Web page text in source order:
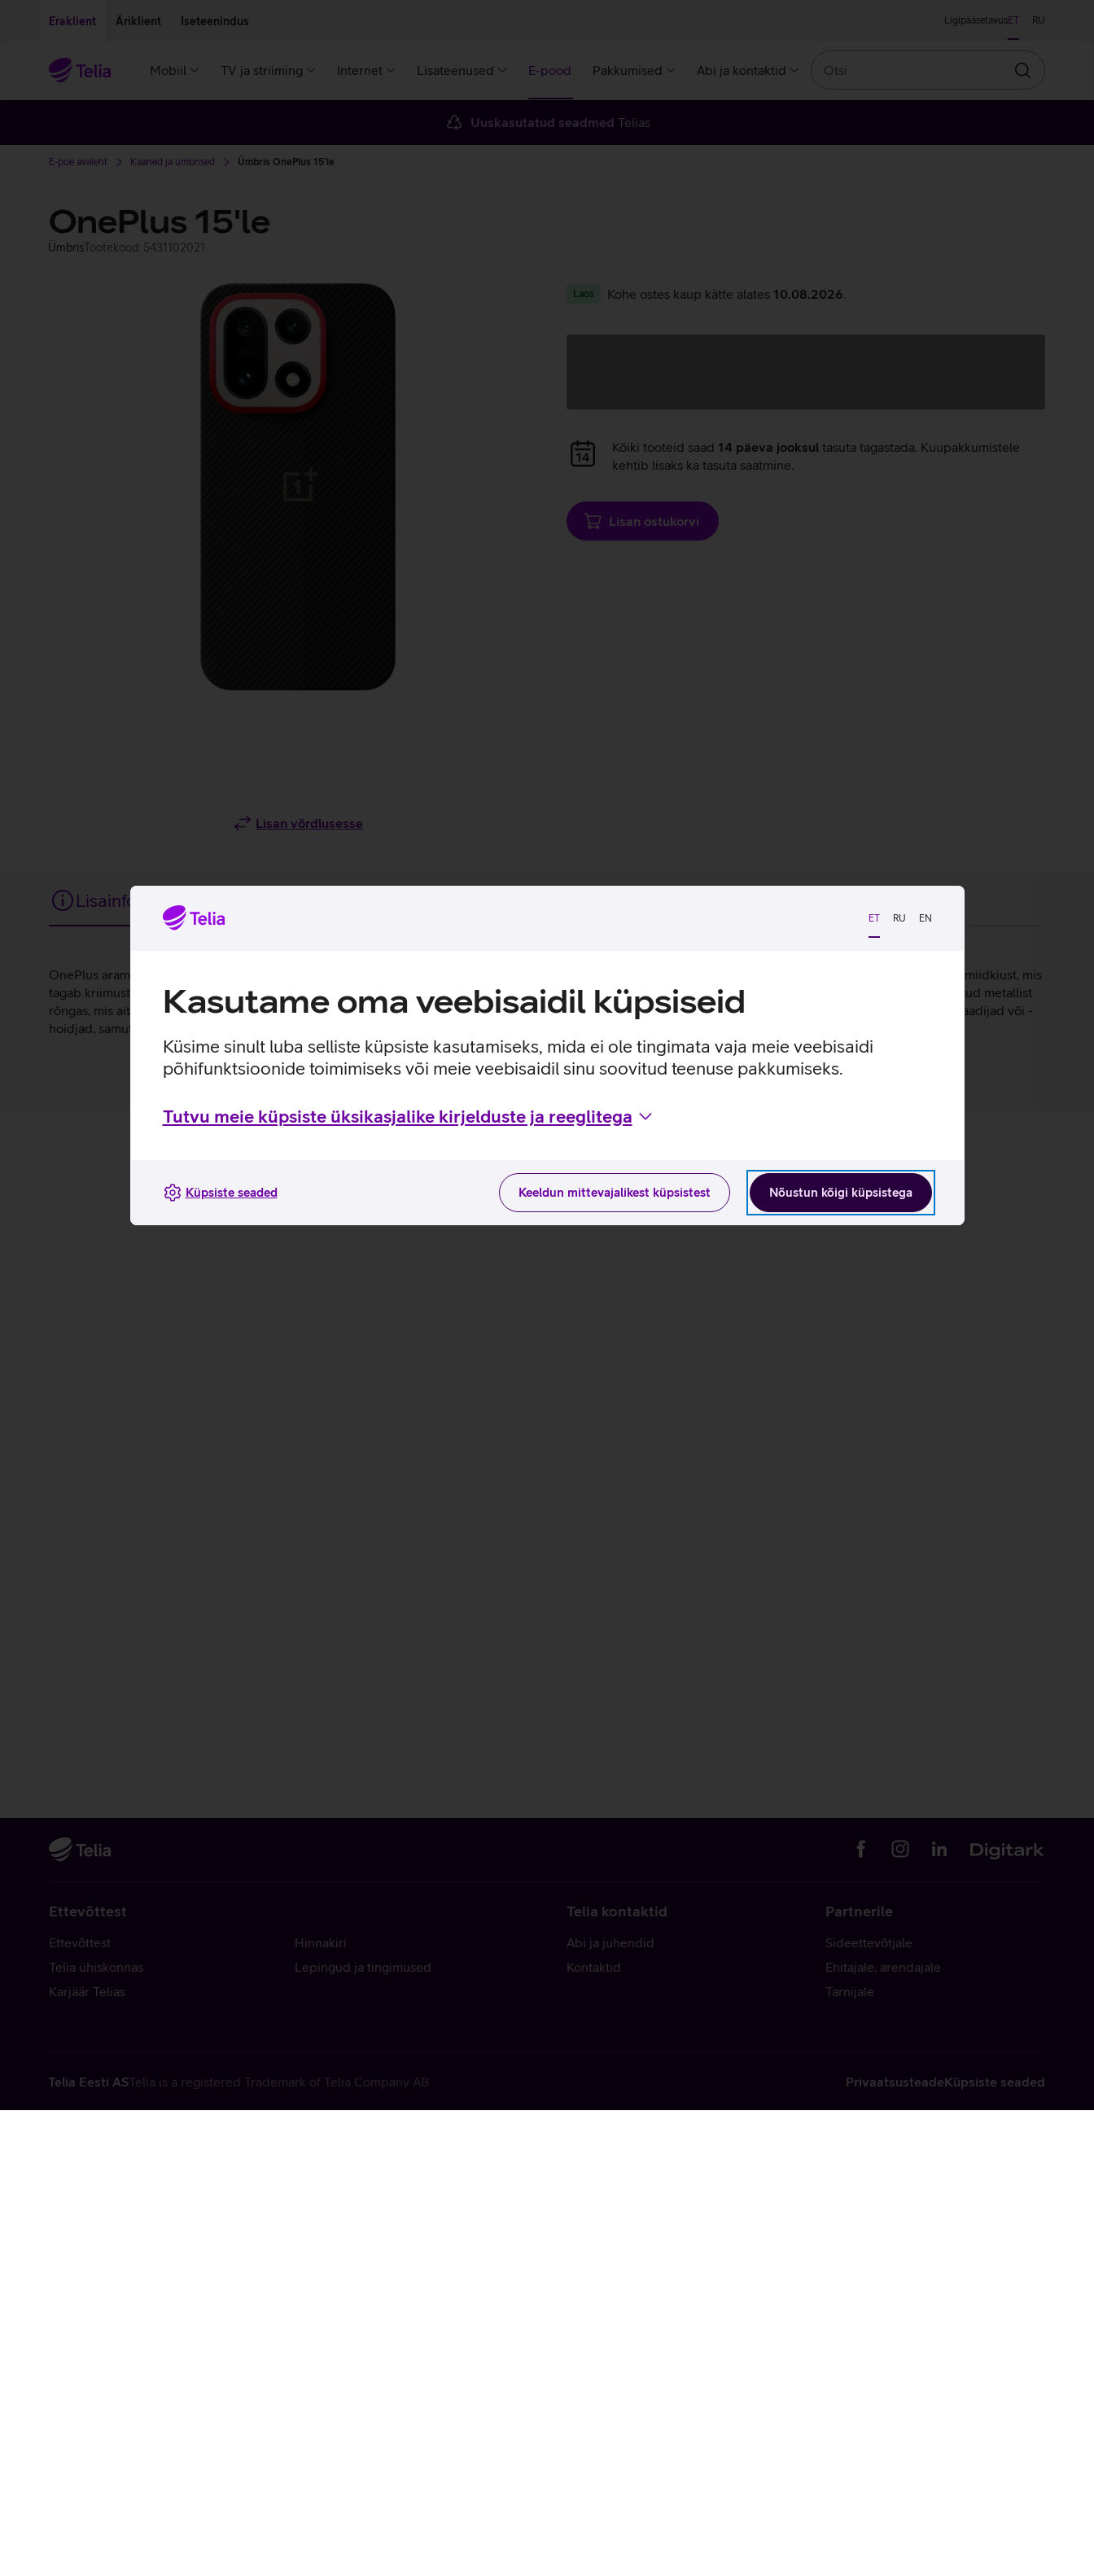
ET RU EN
Kasutame oma veebisaidil küpsiseid
Küsime sinult luba selliste küpsiste kasutamiseks, mida ei ole tingimata vaja meie veebisaidi
põhifunktsioonide toimimiseks või meie veebisaidil sinu soovitud teenuse pakkumiseks.
Tutvu meie küpsiste üksikasjalike kirjelduste ja reeglitega
Nõustun kõigi küpsistega
Keeldun mittevajalikest küpsistest
Küpsiste seaded
Eraklient Äriklient Iseteenindus LigipääsetavusET RU
Mobiil TV ja striiming Internet Lisateenused E-pood Pakkumised Abi ja kontaktid
Otsin
Uuskasutatud seadmed Telias
E-poe avaleht Kaaned ja ümbrised Ümbris OnePlus 15'le
OnePlus 15'le
ÜmbrisTootekood: 5431102021
Lisan võrdlusesse
Laos Kohe ostes kaup kätte alates 10.08.2026
Andmete
laadimine
Kõiki tooteid saad 14 päeva jooksul tasuta tagastada. Kuupakkumistele
kehtib lisaks ka tasuta saatmine.
Lisan ostukorvi
Lisainfo
Lisainfo
OnePlus aramiidümbris on õhuke, kerge ja vastupidav kaitse, mis on spetsiaalselt loodud OnePlus 15 nutitelefonile. Ümbris on valmistatud kõrgkvaliteetsest aramiidkiust, mis
tagab kriimustuste ja igapäevase kulumise eest kaitse, ilma seadme originaalset õhukest proﬁili paksuks muutmata. Lisaks on kaameraala ümber veidi kõrgendatud metallist
rõngas, mis aitab kaitsta objektiivi kolmest küljest. Ümbris sisaldab magnetilist rõngast, mis võimaldab telefoni lihtsalt kinnitada magnettarvikutele nagu magnetlaadijad või -
hoidjad, samuti on tagatud ühilduvus ka juhtmevabade laadijatega.
Ettevõttest
Ettevõttest
Telia ühiskonnas
Karjäär Telias
Hinnakiri
Lepingud ja tingimused
Telia kontaktid
Abi ja juhendid
Kontaktid
Partnerile
Sideettevõtjale
Ehitajale, arendajale
Tarnijale
Telia Eesti ASTelia is a registered Trademark of Telia Company AB PrivaatsusteadeKüpsiste seaded